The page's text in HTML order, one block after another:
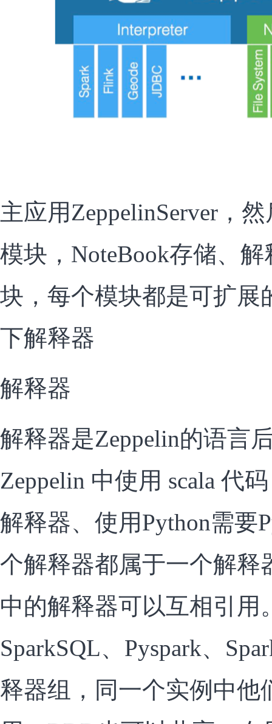
主应用ZeppelinServer，
模块，NoteBook存储、
块，每个模块都是可扩展
下解释器
解释器
解释器是Zeppelin的语言
Zeppelin 中使用 scala 代
解释器、使用Python需要
个解释器都属于一个解释
中的解释器可以互相引用
SparkSQL、Pyspark、
释器组，同一个实例中他